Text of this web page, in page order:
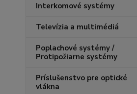
Interkomové systémy
Televízia a multimédiá
Poplachové systémy /
Protipožiarne systémy
Príslušenstvo pre optické
vlákna